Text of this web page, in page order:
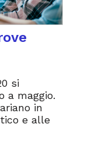
si
a maggio.
in
e alle